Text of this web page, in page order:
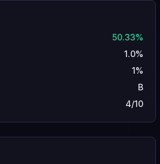
50.33%
1.0%
1%
B
4/10